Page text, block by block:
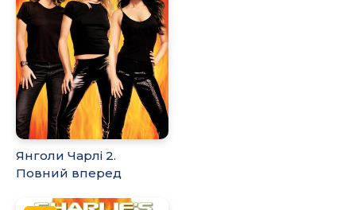
Янголи Чарлі 2.
Повний вперед